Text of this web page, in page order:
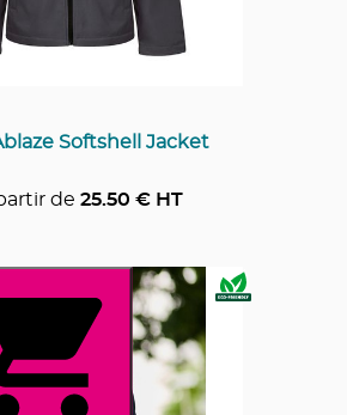
Softshell Jacket
de 25.50 € HT